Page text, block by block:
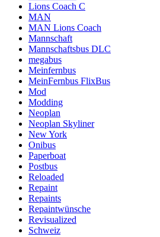
Lions Coach C
MAN
MAN Lions Coach
Mannschaft
Mannschaftsbus DLC
megabus
Meinfernbus
MeinFernbus FlixBus
Mod
Modding
Neoplan
Neoplan Skyliner
New York
Onibus
Paperboat
Postbus
Reloaded
Repaint
Repaints
Repaintwünsche
Revisualized
Schweiz